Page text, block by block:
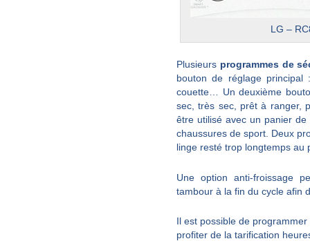
LG –
Plusieurs programmes de
bouton de réglage principal
couette… Un deuxième
sec, très sec, prêt à ranger,
être utilisé avec un panier
chaussures de sport. Deux
linge resté trop longtemps au
Une option anti-froissage
tambour à la fin du cycle afin
Il est possible de
profiter de la tarification